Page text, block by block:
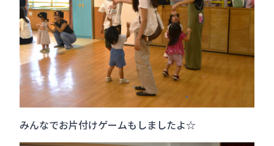
みんなでお片付けゲームもしましたよ☆